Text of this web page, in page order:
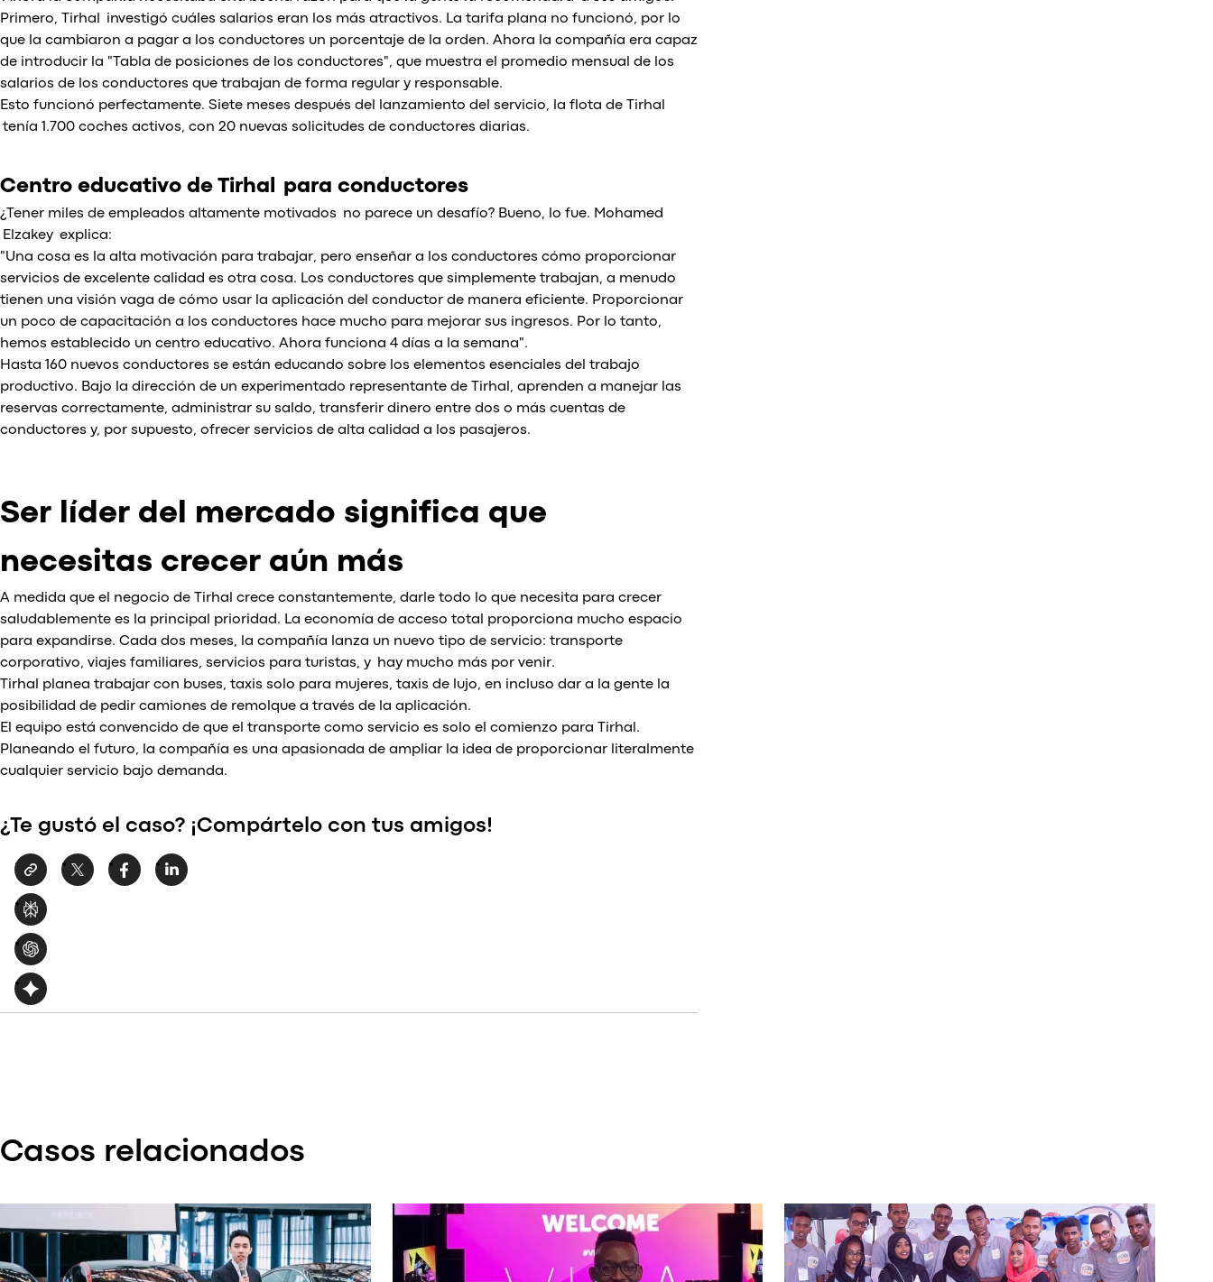
Primero, Tirhal investigó cuáles salarios eran los más atractivos. La tarifa plana no funcionó, por lo
que la cambiaron a pagar a los conductores un porcentaje de la orden. Ahora la compañía era capaz
de introducir la "Tabla de posiciones de los conductores", que muestra el promedio mensual de los
salarios de los conductores que trabajan de forma regular y responsable.
Esto funcionó perfectamente. Siete meses después del lanzamiento del servicio, la flota de Tirhal
tenía 1.700 coches activos, con 20 nuevas solicitudes de conductores diarias.
Centro educativo de Tirhal para conductores
¿Tener miles de empleados altamente motivados no parece un desafío? Bueno, lo fue. Mohamed
Elzakey explica:
"Una cosa es la alta motivación para trabajar, pero enseñar a los conductores cómo proporcionar
servicios de excelente calidad es otra cosa. Los conductores que simplemente trabajan, a menudo
tienen una visión vaga de cómo usar la aplicación del conductor de manera eficiente. Proporcionar
un poco de capacitación a los conductores hace mucho para mejorar sus ingresos. Por lo tanto,
hemos establecido un centro educativo. Ahora funciona 4 días a la semana".
Hasta 160 nuevos conductores se están educando sobre los elementos esenciales del trabajo
productivo. Bajo la dirección de un experimentado representante de Tirhal, aprenden a manejar las
reservas correctamente, administrar su saldo, transferir dinero entre dos o más cuentas de
conductores y, por supuesto, ofrecer servicios de alta calidad a los pasajeros.
Ser líder del mercado significa que
necesitas crecer aún más
A medida que el negocio de Tirhal crece constantemente, darle todo lo que necesita para crecer
saludablemente es la principal prioridad. La economía de acceso total proporciona mucho espacio
para expandirse. Cada dos meses, la compañía lanza un nuevo tipo de servicio: transporte
corporativo, viajes familiares, servicios para turistas, y hay mucho más por venir.
Tirhal planea trabajar con buses, taxis solo para mujeres, taxis de lujo, en incluso dar a la gente la
posibilidad de pedir camiones de remolque a través de la aplicación.
El equipo está convencido de que el transporte como servicio es solo el comienzo para Tirhal.
Planeando el futuro, la compañía es una apasionada de ampliar la idea de proporcionar literalmente
cualquier servicio bajo demanda.
¿Te gustó el caso? ¡Compártelo con tus amigos!
Casos relacionados